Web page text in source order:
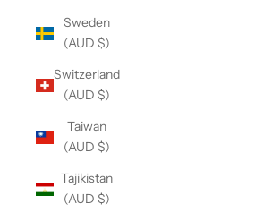
Sweden
(AUD $)
Switzerland
(AUD $)
Taiwan
(AUD $)
Tajikistan
(AUD $)